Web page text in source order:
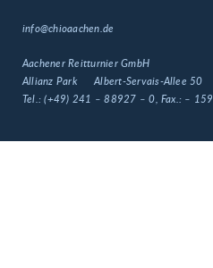
info@chioaachen.de
Aachener Reitturnier GmbH
Allianz Park
Albert-Servais-Allee 50
Tel.:(+49) 241 – 88927 – 0 , Fax.: – 159